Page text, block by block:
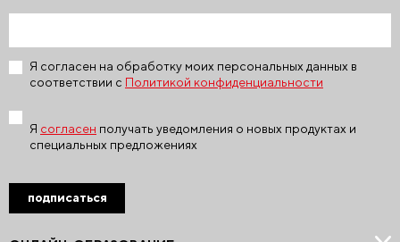
Я согласен на обработку моих персональных данных в
соответствии с Политикой конфиденциальности
Я согласен получать уведомления о новых продуктах и
специальных предложениях
подписаться